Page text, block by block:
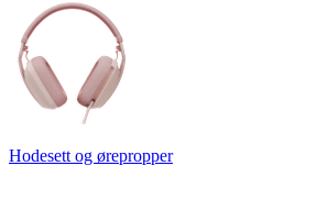
Hodesett og ørepropper